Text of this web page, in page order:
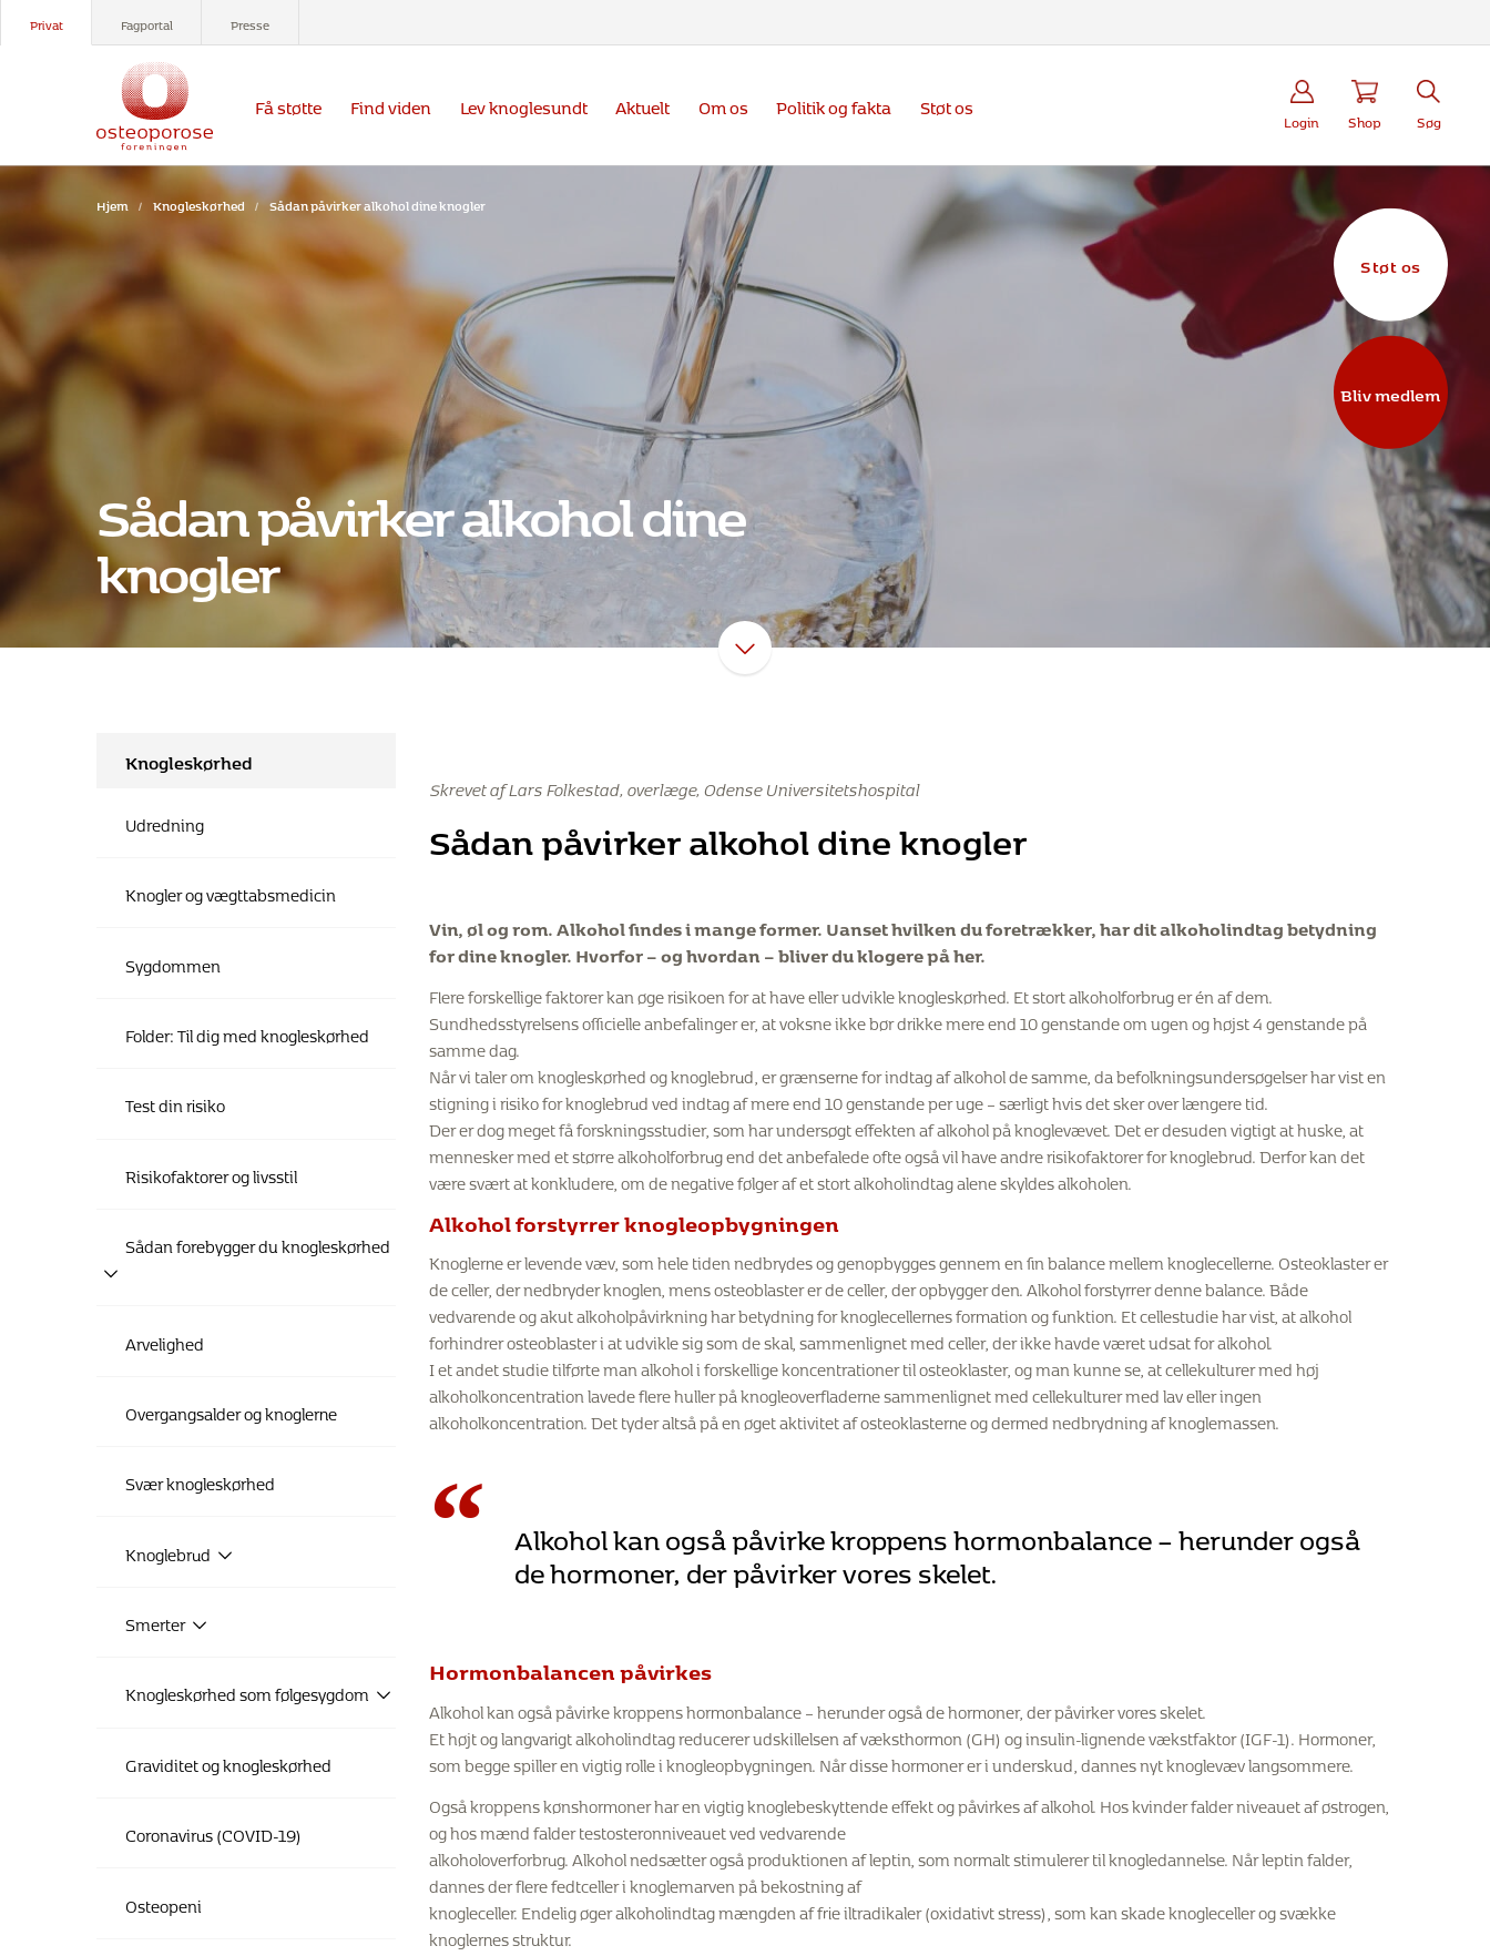
Privat Fagportal Presse
Støt os
Bliv medlem
Få støtte Find viden Lev knoglesundt Aktuelt Om os Politik og fakta Støt os Login Shop Søg
Hjem / Knogleskørhed / Sådan påvirker alkohol dine knogler
Sådan påvirker alkohol dine
knogler
Knogleskørhed
Udredning
Knogler og vægttabsmedicin
Sygdommen
Folder: Til dig med knogleskørhed
Test din risiko
Risikofaktorer og livsstil
Sådan forebygger du knogleskørhed
Arvelighed
Overgangsalder og knoglerne
Svær knogleskørhed
Knoglebrud
Smerter
Knogleskørhed som følgesygdom
Graviditet og knogleskørhed
Coronavirus (COVID-19)
Osteopeni
Skrevet af Lars Folkestad, overlæge, Odense Universitetshospital
Sådan påvirker alkohol dine knogler
Vin, øl og rom. Alkohol findes i mange former. Uanset hvilken du foretrækker, har dit alkoholindtag betydning
for dine knogler. Hvorfor – og hvordan – bliver du klogere på her.
Flere forskellige faktorer kan øge risikoen for at have eller udvikle knogleskørhed. Et stort alkoholforbrug er én af dem.
Sundhedsstyrelsens officielle anbefalinger er, at voksne ikke bør drikke mere end 10 genstande om ugen og højst 4 genstande på
samme dag.
Når vi taler om knogleskørhed og knoglebrud, er grænserne for indtag af alkohol de samme, da befolkningsundersøgelser har vist en
stigning i risiko for knoglebrud ved indtag af mere end 10 genstande per uge – særligt hvis det sker over længere tid.
Der er dog meget få forskningsstudier, som har undersøgt effekten af alkohol på knoglevævet. Det er desuden vigtigt at huske, at
mennesker med et større alkoholforbrug end det anbefalede ofte også vil have andre risikofaktorer for knoglebrud. Derfor kan det
være svært at konkludere, om de negative følger af et stort alkoholindtag alene skyldes alkoholen.
Alkohol forstyrrer knogleopbygningen
Knoglerne er levende væv, som hele tiden nedbrydes og genopbygges gennem en fin balance mellem knoglecellerne. Osteoklaster er
de celler, der nedbryder knoglen, mens osteoblaster er de celler, der opbygger den. Alkohol forstyrrer denne balance. Både
vedvarende og akut alkoholpåvirkning har betydning for knoglecellernes formation og funktion. Et cellestudie har vist, at alkohol
forhindrer osteoblaster i at udvikle sig som de skal, sammenlignet med celler, der ikke havde været udsat for alkohol.
I et andet studie tilførte man alkohol i forskellige koncentrationer til osteoklaster, og man kunne se, at cellekulturer med høj
alkoholkoncentration lavede flere huller på knogleoverfladerne sammenlignet med cellekulturer med lav eller ingen
alkoholkoncentration. Det tyder altså på en øget aktivitet af osteoklasterne og dermed nedbrydning af knoglemassen.
“ Alkohol kan også påvirke kroppens hormonbalance – herunder også
de hormoner, der påvirker vores skelet.
Hormonbalancen påvirkes
Alkohol kan også påvirke kroppens hormonbalance – herunder også de hormoner, der påvirker vores skelet.
Et højt og langvarigt alkoholindtag reducerer udskillelsen af væksthormon (GH) og insulin-lignende vækstfaktor (IGF-1). Hormoner,
som begge spiller en vigtig rolle i knogleopbygningen. Når disse hormoner er i underskud, dannes nyt knoglevæv langsommere.
Også kroppens kønshormoner har en vigtig knoglebeskyttende effekt og påvirkes af alkohol. Hos kvinder falder niveauet af østrogen,
og hos mænd falder testosteronniveauet ved vedvarende
alkoholoverforbrug. Alkohol nedsætter også produktionen af leptin, som normalt stimulerer til knogledannelse. Når leptin falder,
dannes der flere fedtceller i knoglemarven på bekostning af
knogleceller. Endelig øger alkoholindtag mængden af frie iltradikaler (oxidativt stress), som kan skade knogleceller og svække
knoglernes struktur.